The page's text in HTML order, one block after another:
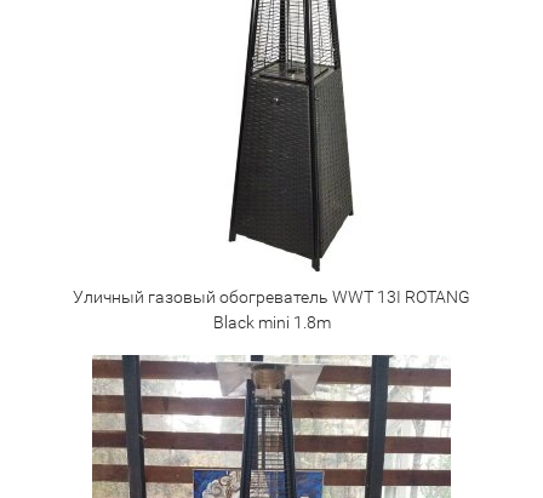
Уличный газовый обогреватель WWT 13I ROTANG
Black mini 1.8m